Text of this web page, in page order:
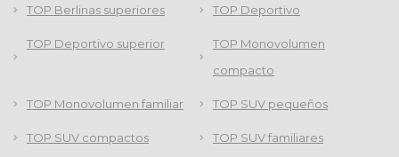
TOP Berlinas superiores TOP Deportivo
TOP Deportivo superior
TOP Monovolumen
compacto
TOP Monovolumen familiar TOP SUV pequeños
TOP SUV compactos TOP SUV familiares